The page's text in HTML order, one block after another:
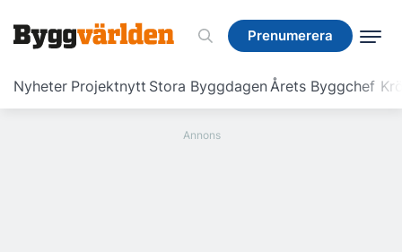
Prenumerera
Nyheter Projektnytt Stora ByggdagenÅrets Byggchef
Prenumerera